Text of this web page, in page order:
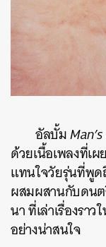
อัลบั้ม
ด้วยเนื้อเพลงที่เ
แทนใจวัยรุ่นที่พูด
ผสมผสานกับดน
นา ที่เล่าเรื่องรา
อย่างน่าสนใจ